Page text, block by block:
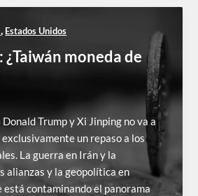
, Estados Unidos
¿Taiwán moneda de
Trump y Xi Jinping no va a
exclusivamente un repaso a los
La guerra en Irán y la
alianzas y la geopolítica en
contaminando el panorama